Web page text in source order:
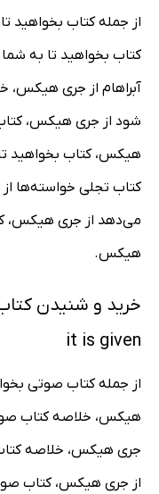
از جمله کتاب بخواهید
کتاب بخواهید تا به
آبراهام از جری هیکس،
شود از جری هیکس،
هیکس، کتاب بخواهید
کتاب تجلی خواسته‌ها
می‌دهد از جری هیکس،
هیکس.
it is given
از جمله کتاب صوتی
هیکس، خلاصه کتاب
جری هیکس، خلاصه
از جری هیکس، کتاب